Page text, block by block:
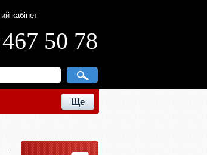
кабінет
467 50 78
Ще